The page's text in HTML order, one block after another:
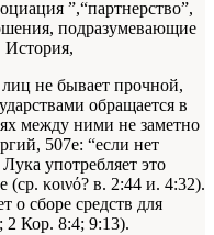
”,“партнерство”,
подразумевающие
не бывает прочной,
обращается в
между ними не заметно
507е: “если нет
употребляет это
(ср. κοινό? в. 2:44 и. 4:32).
о сборе средств для
2 Кор. 8:4; 9:13).